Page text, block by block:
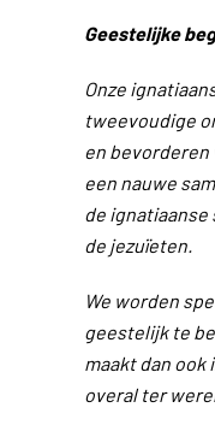
Geestelijke
Onze
tweevoudige
en
een nauwe
de
de jezuïeten.
We worden
geestelijk te
maakt dan ook
overal ter